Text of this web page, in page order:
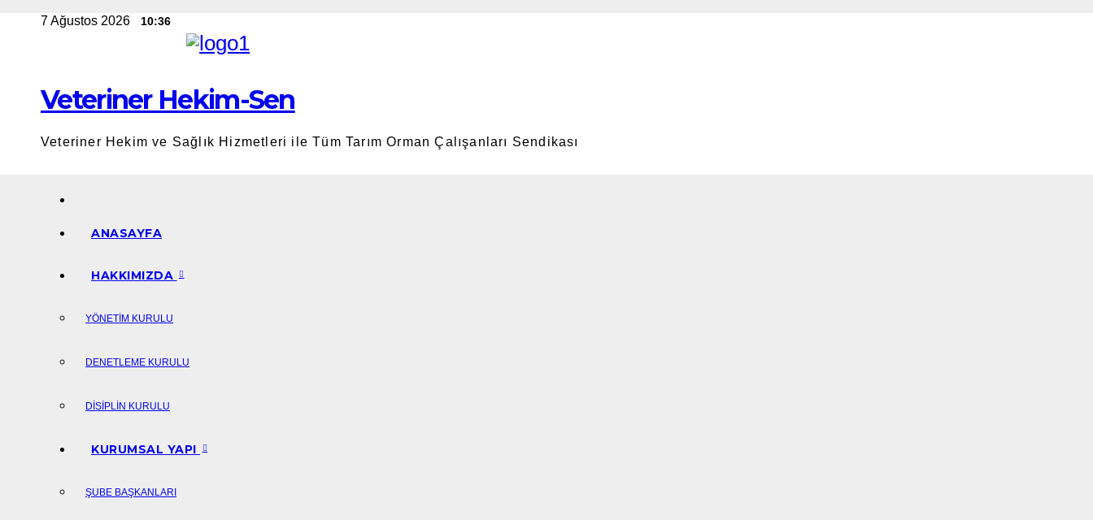
7 Ağustos 2026 10:36
Veteriner Hekim-Sen
Veteriner Hekim ve Sağlık Hizmetleri ile Tüm Tarım Orman Çalışanları Sendikası
ANASAYFA
HAKKIMIZDA
YÖNETIM KURULU
DENETLEME KURULU
DISIPLIN KURULU
KURUMSAL YAPI
ŞUBE BAŞKANLARI